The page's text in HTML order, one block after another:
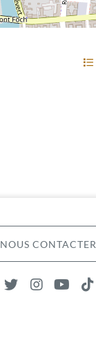
NOUS CONTACTER